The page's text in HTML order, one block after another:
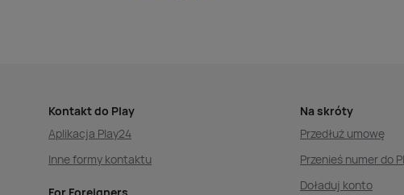
Kontakt do Play
Aplikacja Play24
Inne formy kontaktu
Na skróty
Przedłuż umowę
Przenieś numer do
Doładuj konto